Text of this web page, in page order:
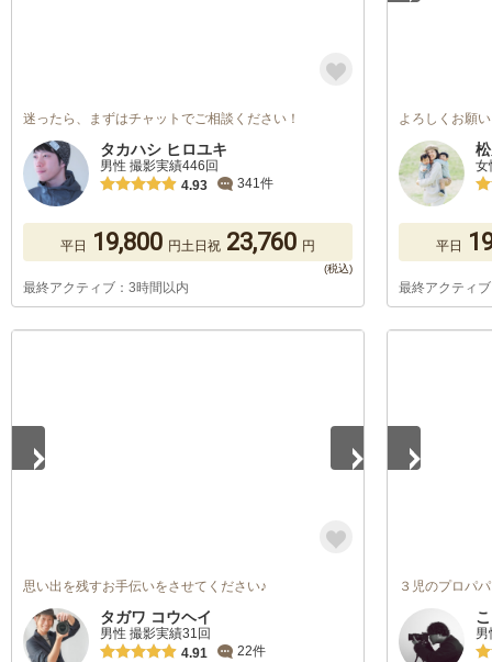
迷ったら、まずはチャットでご相談ください！
タカハシ ヒロユキ
男性 撮影実績446回
4.93
341件
平日 19,800 円土日祝 23,760 円
最終アクティブ：3時間以内
よろしくお願
女
平日
最終アクティ
思い出を残すお手伝いをさせてください♪
タガワ コウヘイ
男性 撮影実績31回
4.91
22件
３児のプロパ